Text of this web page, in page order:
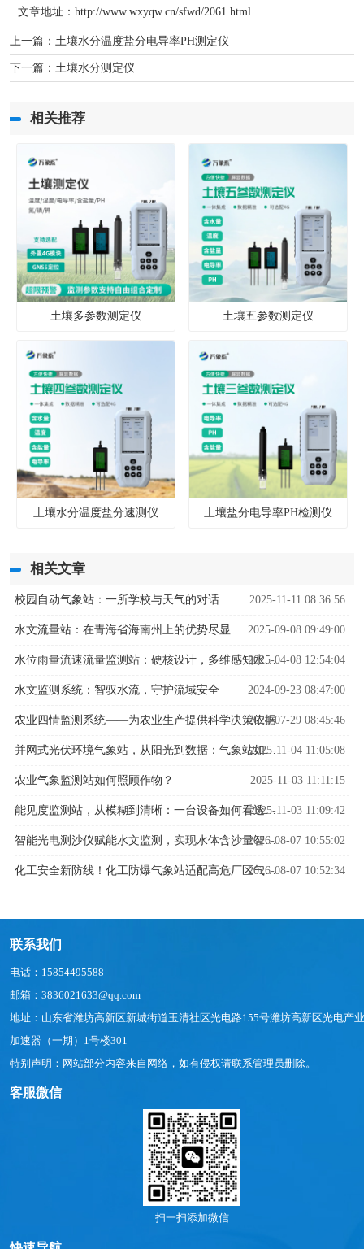
文章地址：http://www.wxyqw.cn/sfwd/2061.html
上一篇： 土壤水分温度盐分电导率PH测定仪
下一篇： 土壤水分测定仪
相关推荐
土壤多参数测定仪 土壤五参数测定仪
土壤水分温度盐分速测仪 土壤盐分电导率PH检测仪
相关文章
校园自动气象站：一所学校与天气的对话 2025-11-11 08:36:56
水文流量站：在青海省海南州上的优势尽显 2025-09-08 09:49:00
水位雨量流速流量监测站：硬核设计，多维感知水文变化
2025-04-08 12:54:04
水文监测系统：智驭水流，守护流域安全 2024-09-23 08:47:00
农业四情监测系统——为农业生产提供科学决策依据2024-07-29 08:45:46
并网式光伏环境气象站，从阳光到数据：气象站如何解码光伏发电密码？
2025-11-04 11:05:08
农业气象监测站如何照顾作物？ 2025-11-03 11:11:15
能见度监测站，从模糊到清晰：一台设备如何看透迷雾中的危险
2025-11-03 11:09:42
智能光电测沙仪赋能水文监测，实现水体含沙量智能精准管控
2026-08-07 10:55:02
化工安全新防线！化工防爆气象站适配高危厂区气象监测
2026-08-07 10:52:34
联系我们
电话：15854495588
邮箱：3836021633@qq.com
地址：山东省潍坊高新区新城街道玉清社区光电路155号潍坊高新区光电产业
加速器（一期）1号楼301
特别声明：网站部分内容来自网络，如有侵权请联系管理员删除。
客服微信
扫一扫添加微信